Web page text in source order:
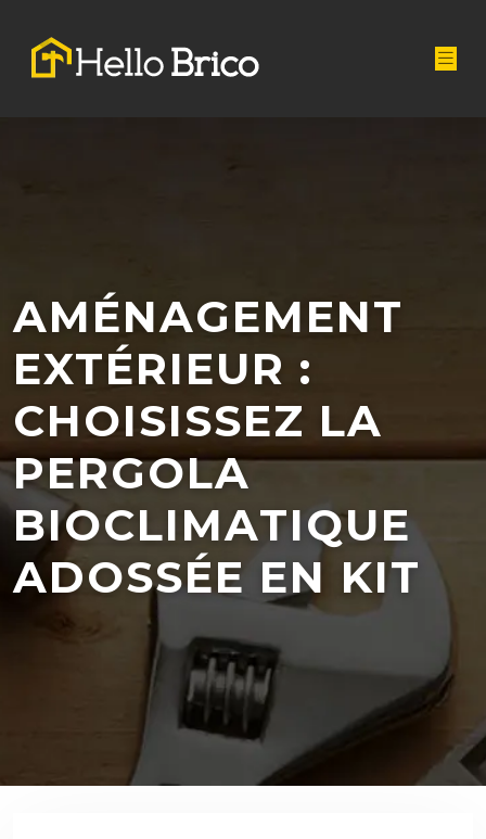
AMÉNAGEMENT
EXTÉRIEUR :
CHOISISSEZ LA
PERGOLA
BIOCLIMATIQUE
ADOSSÉE EN KIT